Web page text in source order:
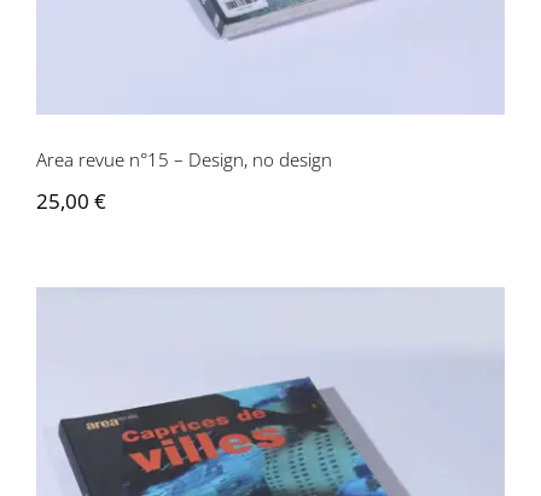
Area revue n°15 – Design, no design
25,00 €